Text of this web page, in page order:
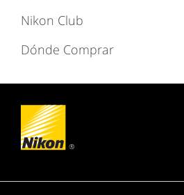
Nikon Club
Dónde Comprar